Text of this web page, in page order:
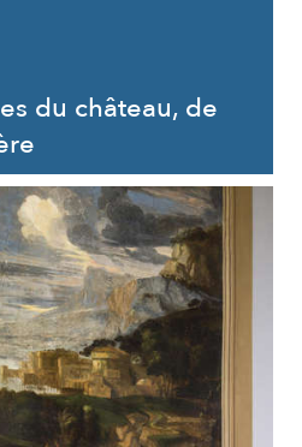
du château, de